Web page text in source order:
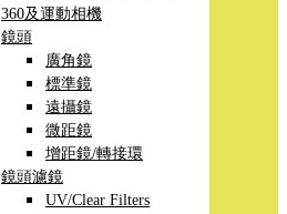
360及運動相機
鏡頭
廣角鏡
標準鏡
遠攝鏡
微距鏡
增距鏡/轉接環
鏡頭濾鏡
UV/Clear Filters